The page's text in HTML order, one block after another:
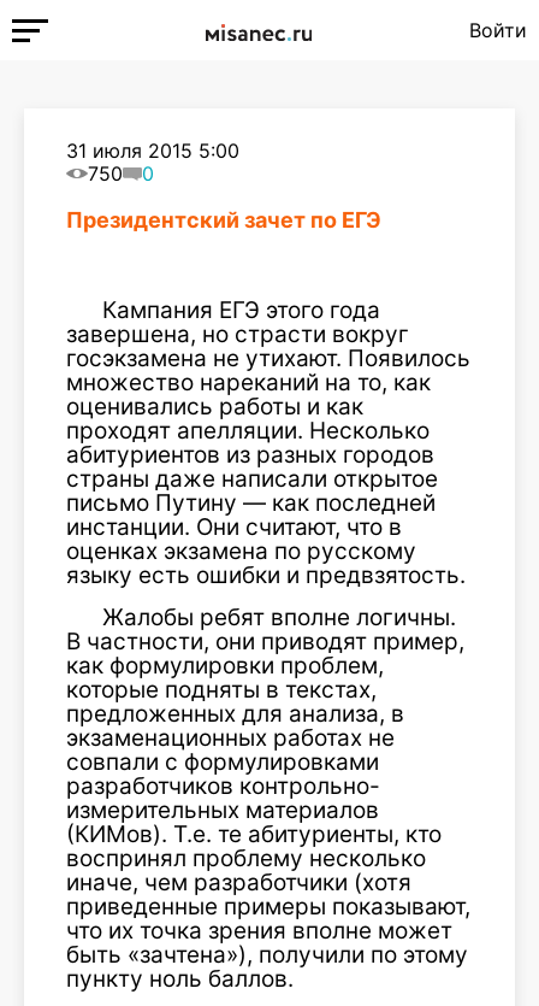
Войти
31 июля 2015 5:00
750
0
Президентский зачет по ЕГЭ
Кампания ЕГЭ этого года
завершена, но страсти вокруг
госэкзамена не утихают. Появилось
множество нареканий на то, как
оценивались работы и как
проходят апелляции. Несколько
абитуриентов из разных городов
страны даже написали открытое
письмо Путину — как последней
инстанции. Они считают, что в
оценках экзамена по русскому
языку есть ошибки и предвзятость.
Жалобы ребят вполне логичны.
В частности, они приводят пример,
как формулировки проблем,
которые подняты в текстах,
предложенных для анализа, в
экзаменационных работах не
совпали с формулировками
разработчиков контрольно-
измерительных материалов
(КИМов). Т.е. те абитуриенты, кто
воспринял проблему несколько
иначе, чем разработчики (хотя
приведенные примеры показывают,
что их точка зрения вполне может
быть «зачтена»), получили по этому
пункту ноль баллов.